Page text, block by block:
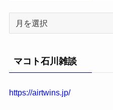
マコト石川雑談
https://airtwins.jp/